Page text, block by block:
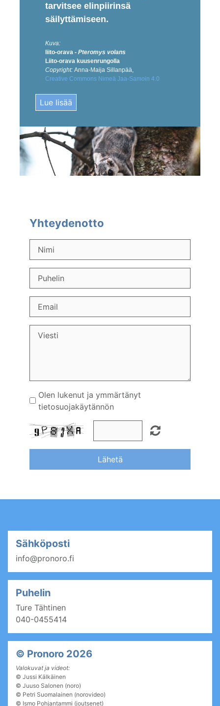
tarvitsee elinpiirinsä
säilyttämiseen.
Kuva:
liito-orava - Pteromys volans
Liito-orava kuusenrungolla
Copyright: Anna-Maija Sillanpää,
Creative Commons Nimeä Jaa-Samoin 4.0
Lue lisää
Yhteydenotto
Olen lukenut ja ymmärtänyt
tietosuojakäytännön
Lähetä
Sähköposti
info@pronoro.fi
Puhelin
Ture Tähtinen
040-0455414
© Pronoro 2026
Valokuvat ja videot:
© Jussi Kälkäinen
© Juuso Salonen (noro)
© Petri Suomalainen (norovideo)
© Ismo Pohjantammi (joutsenet)